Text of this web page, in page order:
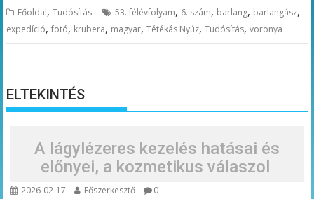
Főoldal,Tudósítás 53. félévfolyam, 6. szám, barlang, barlangász,
expedíció,fotó, krubera, magyar,Tétékás Nyúz,Tudósítás,voronya
ELTEKINTÉS
A lágylézeres kezelés hatásai és
előnyei, a kozmetikus válaszol
2026-02-17 Főszerkesztő 0